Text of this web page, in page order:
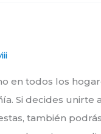
en todos los
Si decides unirte
también